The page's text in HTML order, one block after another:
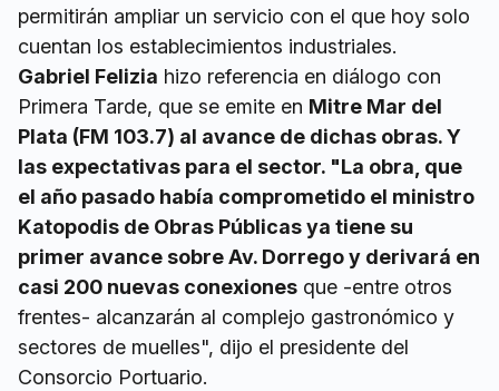
permitirán ampliar un servicio con el que hoy solo
cuentan los establecimientos industriales.
Gabriel Felizia hizo referencia en diálogo con
Primera Tarde, que se emite en Mitre Mar del
Plata (FM 103.7) al avance de dichas obras. Y
las expectativas para el sector. "La obra, que
el año pasado había comprometido el ministro
Katopodis de Obras Públicas ya tiene su
primer avance sobre Av. Dorrego y derivará en
casi 200 nuevas conexiones que -entre otros
frentes- alcanzarán al complejo gastronómico y
sectores de muelles", dijo el presidente del
Consorcio Portuario.